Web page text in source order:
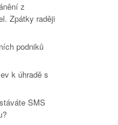
z
Zpátky raději
podniků
k úhradě s
SMS